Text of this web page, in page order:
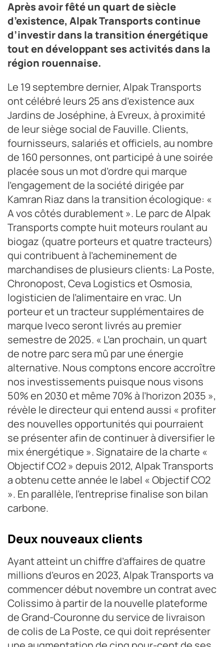
Après avoir fêté un quart de siècle
d’existence, Alpak Transports continue
d’investir dans la transition énergétique
tout en développant ses activités dans la
région rouennaise.
Le 19 septembre dernier, Alpak Transports
ont célébré leurs 25 ans d’existence aux
Jardins de Joséphine, à Evreux, à proximité
de leur siège social de Fauville. Clients,
fournisseurs, salariés et officiels, au nombre
de 160 personnes, ont participé à une soirée
placée sous un mot d’ordre qui marque
l’engagement de la société dirigée par
Kamran Riaz dans la transition écologique: «
A vos côtés durablement ». Le parc de Alpak
Transports compte huit moteurs roulant au
biogaz (quatre porteurs et quatre tracteurs)
qui contribuent à l’acheminement de
marchandises de plusieurs clients: La Poste,
Chronopost, Ceva Logistics et Osmosia,
logisticien de l’alimentaire en vrac. Un
porteur et un tracteur supplémentaires de
marque Iveco seront livrés au premier
semestre de 2025. « L’an prochain, un quart
de notre parc sera mû par une énergie
alternative. Nous comptons encore accroître
nos investissements puisque nous visons
50% en 2030 et même 70% à l’horizon 2035 »,
révèle le directeur qui entend aussi « profiter
des nouvelles opportunités qui pourraient
se présenter afin de continuer à diversifier le
mix énergétique ». Signataire de la charte «
Objectif CO2 » depuis 2012, Alpak Transports
a obtenu cette année le label « Objectif CO2
». En parallèle, l’entreprise finalise son bilan
carbone.
Deux nouveaux clients
Ayant atteint un chiffre d’affaires de quatre
millions d’euros en 2023, Alpak Transports va
commencer début novembre un contrat avec
Colissimo à partir de la nouvelle plateforme
de Grand-Couronne du service de livraison
de colis de La Poste, ce qui doit représenter